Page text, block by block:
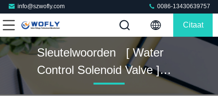
info@szwofly.com 0086-13430639757
Citaat
Sleutelwoorden [ Water
Control Solenoid Valve ]
Gelijke 259 Producten